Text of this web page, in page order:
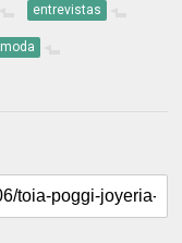
entrevistas
moda